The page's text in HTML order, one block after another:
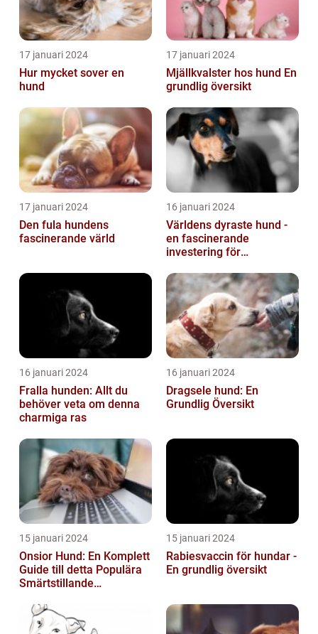
17 januari 2024
Hur mycket sover en
hund
17 januari 2024
Mjällkvalster hos hund En
grundlig översikt
17 januari 2024
Den fula hundens
fascinerande värld
16 januari 2024
Världens dyraste hund -
en fascinerande
investering för
16 januari 2024
Fralla hunden: Allt du
behöver veta om denna
charmiga ras
16 januari 2024
Dragsele hund: En
Grundlig Översikt
15 januari 2024
Onsior Hund: En Komplett
Guide till detta Populära
Smärtstillande
15 januari 2024
Rabiesvaccin för hundar -
En grundlig översikt